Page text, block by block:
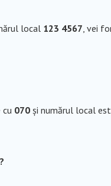
local 123 4567, vei
cu 070 și numărul local